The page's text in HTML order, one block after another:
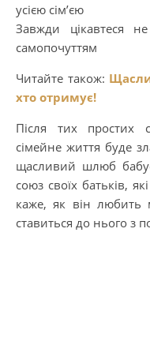
усією сім’єю
Завжди цікавтеся
самопочуттям
Читайте також:
хто отримує!
Після тих простих
сімейне життя буде
щасливий шлюб
союз своїх батьків,
каже, як він любить
ставиться до нього з